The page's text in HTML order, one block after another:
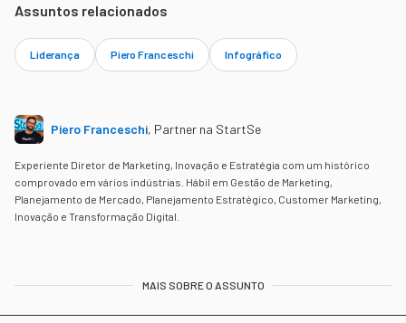
Assuntos relacionados
Liderança Piero Franceschi Infográfico
Piero Franceschi, Partner na StartSe
Experiente Diretor de Marketing, Inovação e Estratégia com um histórico
comprovado em vários indústrias. Hábil em Gestão de Marketing,
Planejamento de Mercado, Planejamento Estratégico, Customer Marketing,
Inovação e Transformação Digital.
MAIS SOBRE O ASSUNTO